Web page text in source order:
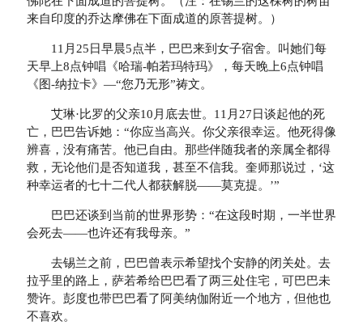
来自印度的乔达摩佛在下面成道的原菩提树。）
11月25日早晨5点半，巴巴来到女子宿舍。叫她们每
天早上8点钟唱《哈瑞-帕若玛特玛》，每天晚上6点钟唱
《图-纳拉卡》—“您乃无形”祷文。
艾琳·比罗的父亲10月底去世。11月27日谈起他的死
亡，巴巴告诉她：“你应当高兴。你父亲很幸运。他死得像
辨喜，没有痛苦。他已自由。那些伴随我者的亲属全都得
救，无论他们是否知道我，甚至不信我。奎师那说过，‘这
种幸运者的七十二代人都获解脱——莫克提。’”
巴巴还谈到当前的世界形势：“在这段时期，一半世界
会死去——也许还有我母亲。”
去锡兰之前，巴巴曾表示希望找个安静的闭关处。去
拉乎里的路上，萨若希给巴巴看了两三处住宅，可巴巴未
赞许。彭度也带巴巴看了阿美纳伽附近一个地方，但他也
不喜欢。